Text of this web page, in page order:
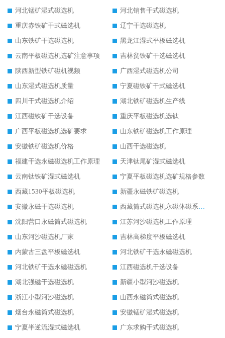
河北锰矿湿式磁选机
河北销售干式磁选机
重庆赤铁矿干式磁选机
辽宁干选磁选机
山东铁矿干选磁选机
黑龙江湿式平板磁选机
云南平板磁选机选矿注意事项
吉林贫铁矿干选磁选机
陕西新型铁矿磁机视频
广西湿式磁选机公司
山东湿式磁选机质量
宁夏磁铁矿干式磁选机
四川干式磁选机介绍
湖北铁矿磁选机生产线
江西磁铁矿干选设备
重庆平板磁选机选钛
广西平板磁选机选矿要求
山东铁矿磁选机工作原理
安徽铁矿磁选机价格
山西干选磁选机
福建干选永磁磁选机工作原理
天津钛尾矿湿式磁选机
云南钛铁矿湿式磁选机
宁夏平板磁选机选矿规格参数
西藏1530平板磁选机
新疆永磁铁矿磁选机
安徽永磁干选磁选机
西藏筒式磁选机永磁体磁系设计
沈阳营口永磁筒式磁选机
江苏河沙磁选机工作原理
山东河沙磁选机厂家
吉林高梯度平板磁选机
内蒙古三盘平板磁选机
河北铁矿干选永磁磁选机
河北铁矿干选永磁磁选机
江西磁选机干选设备
湖北强磁干选磁选机
新疆小型河沙磁选机
浙江小型河沙磁选机
山西永磁筒式磁选机
烟台永磁筒式磁选机
安徽锰矿湿式磁选机
宁夏半逆流湿式磁选机
广东求购干式磁选机